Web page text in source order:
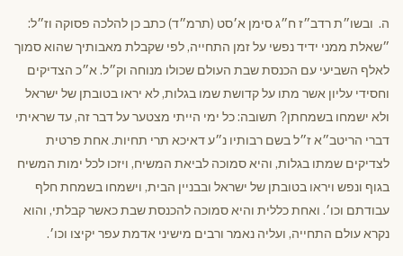
ה. ובשו״ת רדב״ז ח״ג סימן א׳סט (תרמ״ד) כתב כן להלכה פסוקה וז״ל:
״שאלת ממני ידיד נפשי על זמן התחייה, לפי שקבלת מאבותיך שהוא סמוך
לאלף השביעי עם הכנסת שבת העולם שכולו מנוחה וק״ל. א״כ הצדיקים
וחסידי עליון אשר מתו על קדושת שמו בגלות, לא יראו בטובתן של ישראל
ולא ישמחו בשמחתן? תשובה: כל ימי הייתי מצטער על דבר זה, עד שראיתי
דברי הריטב״א ז״ל בשם רבותיו נ״ע דאיכא תרי תחיות. אחת פרטית
לצדיקים שמתו בגלות, והיא סמוכה לביאת המשיח, ויזכו לכל ימות המשיח
בגוף ונפש ויראו בטובתן של ישראל ובבניין הבית, וישמחו בשמחת חלף
עבודתם וכו׳. ואחת כללית והיא סמוכה להכנסת שבת כאשר קבלתי, והוא
נקרא עולם התחייה, ועליה נאמר ורבים מישיני אדמת עפר יקיצו וכו׳.